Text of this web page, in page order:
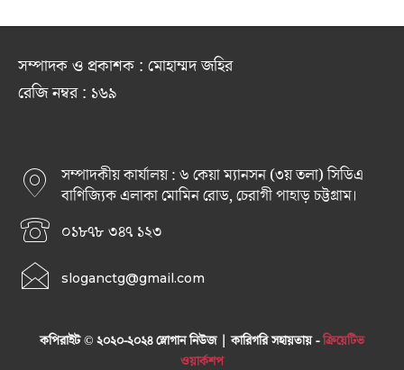
সম্পাদক ও প্রকাশক : মোহাম্মদ জহির
রেজি নম্বর : ১৬৯
সম্পাদকীয় কার্যালয় : ৬ কেয়া ম্যানসন (৩য় তলা) সিডিএ
বাণিজ্যিক এলাকা মোমিন রোড, চেরাগী পাহাড় চট্টগ্রাম।
০১৮৭৮ ৩৪৭ ১২৩
sloganctg@gmail.com
কপিরাইট © ২০২০-২০২৪ স্লোগান নিউজ | কারিগরি সহায়তায় -ক্রিয়েটিভ
ওয়ার্কশপ